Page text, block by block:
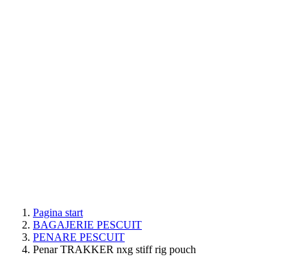
Pagina start
BAGAJERIE PESCUIT
PENARE PESCUIT
Penar TRAKKER nxg stiff rig pouch